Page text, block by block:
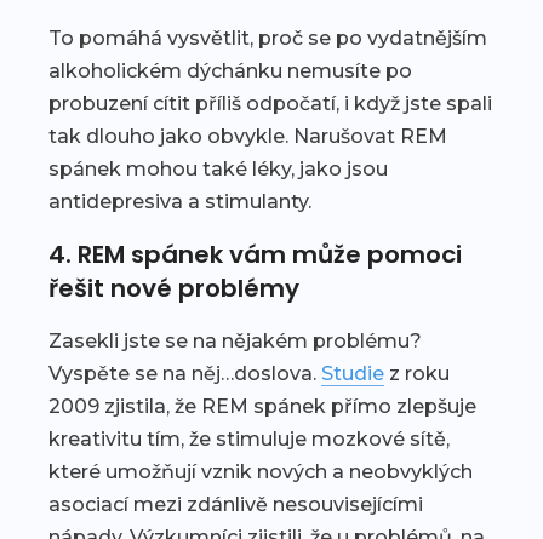
To pomáhá vysvětlit, proč se po vydatnějším
alkoholickém dýchánku nemusíte po
probuzení cítit příliš odpočatí, i když jste spali
tak dlouho jako obvykle. Narušovat REM
spánek mohou také léky, jako jsou
antidepresiva a stimulanty.
4. REM spánek vám může pomoci
řešit nové problémy
Zasekli jste se na nějakém problému?
Vyspěte se na něj…doslova. Studie z roku
2009 zjistila, že REM spánek přímo zlepšuje
kreativitu tím, že stimuluje mozkové sítě,
které umožňují vznik nových a neobvyklých
asociací mezi zdánlivě nesouvisejícími